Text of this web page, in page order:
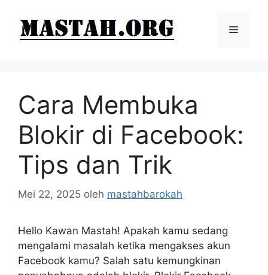
Menu
Cara Membuka
Blokir di Facebook:
Tips dan Trik
Mei 22, 2025 oleh mastahbarokah
Hello Kawan Mastah! Apakah kamu sedang
mengalami masalah ketika mengakses akun
Facebook kamu? Salah satu kemungkinan